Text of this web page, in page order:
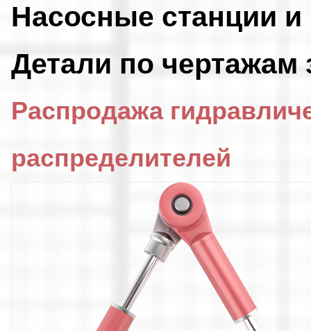
Насосные станции
Детали по чертажам
Распродажа
распределителей